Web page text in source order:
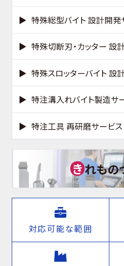
特殊総型バイト 設計開発
特殊切断刃・カッター 設
特殊スロッターバイト 設
特注溝入れバイト製造サ
特注工具 再研磨サービス
きれもの
対応可能な範囲